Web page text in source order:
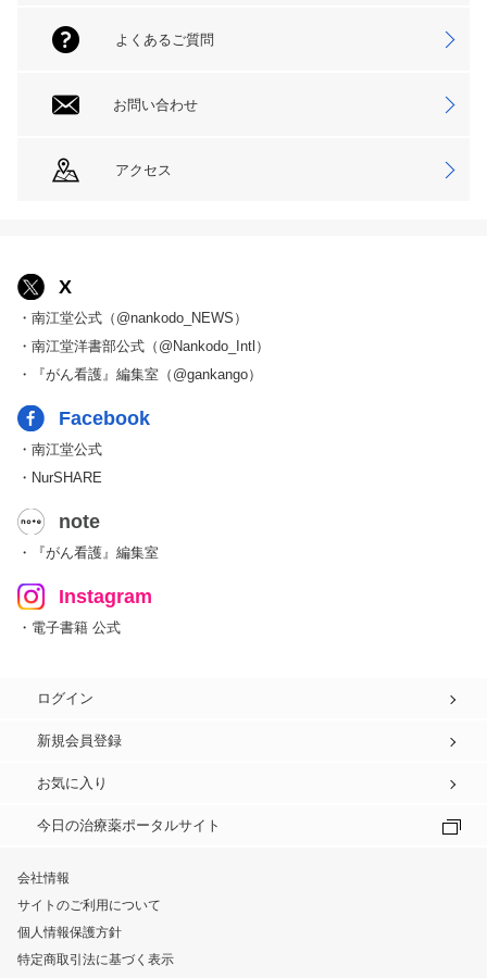
よくあるご質問
お問い合わせ
アクセス
X
・南江堂公式（@nankodo_NEWS）
・南江堂洋書部公式（@Nankodo_Intl）
・『がん看護』編集室（@gankango）
Facebook
・南江堂公式
・NurSHARE
note
・『がん看護』編集室
Instagram
・電子書籍 公式
ログイン
新規会員登録
お気に入り
今日の治療薬ポータルサイト
会社情報
サイトのご利用について
個人情報保護方針
特定商取引法に基づく表示